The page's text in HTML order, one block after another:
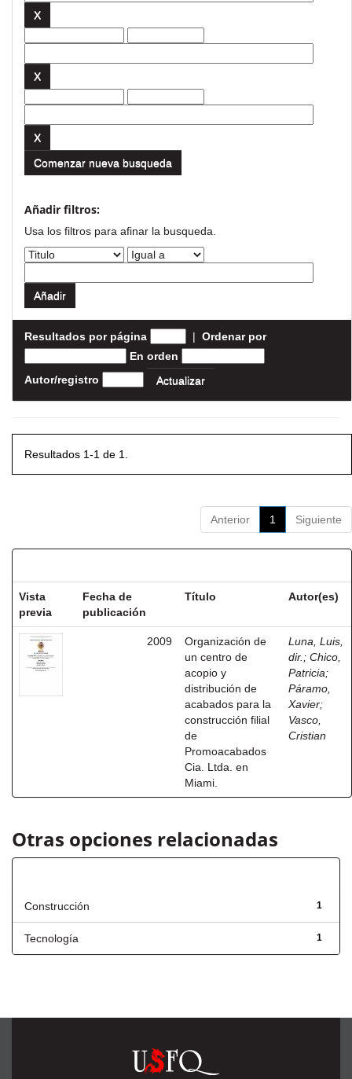
Comenzar nueva busqueda
Añadir filtros:
Usa los filtros para afinar la busqueda.
Resultados por página | Ordenar por
En orden
Autor/registro
Resultados 1-1 de 1.
Anterior 1 Siguiente
Vista
previa
Fecha de
publicación
Título Autor(es)
2009
Organización de
un centro de
acopio y
distribución de
acabados para la
construcción filial
de
Promoacabados
Cia. Ltda. en
Miami.
Luna, Luis,
dir. ; Chico,
Patricia;
Páramo,
Xavier;
Vasco,
Cristian
Otras opciones relacionadas
1
Construcción
1
Tecnología